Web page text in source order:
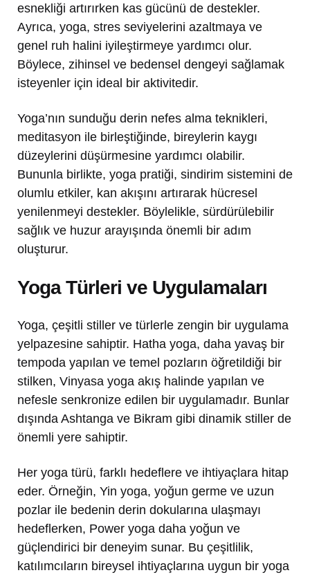
esnekliği artırırken kas gücünü de destekler.
Ayrıca, yoga, stres seviyelerini azaltmaya ve
genel ruh halini iyileştirmeye yardımcı olur.
Böylece, zihinsel ve bedensel dengeyi sağlamak
isteyenler için ideal bir aktivitedir.
Yoga’nın sunduğu derin nefes alma teknikleri,
meditasyon ile birleştiğinde, bireylerin kaygı
düzeylerini düşürmesine yardımcı olabilir.
Bununla birlikte, yoga pratiği, sindirim sistemini de
olumlu etkiler, kan akışını artırarak hücresel
yenilenmeyi destekler. Böylelikle, sürdürülebilir
sağlık ve huzur arayışında önemli bir adım
oluşturur.
Yoga Türleri ve Uygulamaları
Yoga, çeşitli stiller ve türlerle zengin bir uygulama
yelpazesine sahiptir. Hatha yoga, daha yavaş bir
tempoda yapılan ve temel pozların öğretildiği bir
stilken, Vinyasa yoga akış halinde yapılan ve
nefesle senkronize edilen bir uygulamadır. Bunlar
dışında Ashtanga ve Bikram gibi dinamik stiller de
önemli yere sahiptir.
Her yoga türü, farklı hedeflere ve ihtiyaçlara hitap
eder. Örneğin, Yin yoga, yoğun germe ve uzun
pozlar ile bedenin derin dokularına ulaşmayı
hedeflerken, Power yoga daha yoğun ve
güçlendirici bir deneyim sunar. Bu çeşitlilik,
katılımcıların bireysel ihtiyaçlarına uygun bir yoga